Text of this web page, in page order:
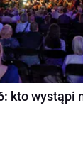
kto wystąpi